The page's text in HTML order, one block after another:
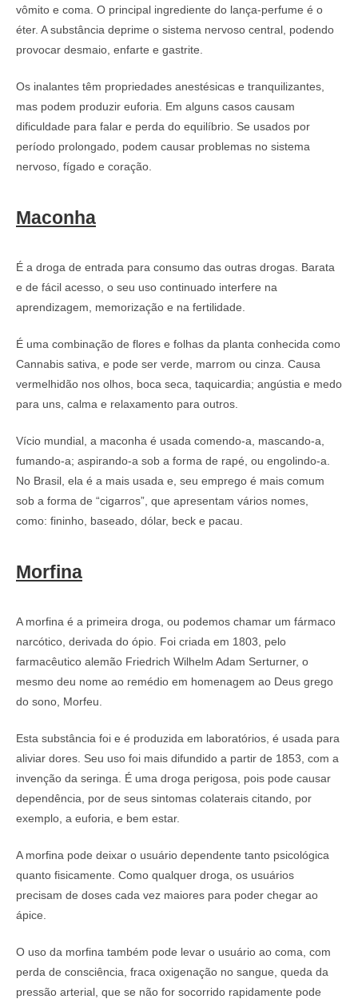
vômito e coma. O principal ingrediente do lança-perfume é o
éter. A substância deprime o sistema nervoso central, podendo
provocar desmaio, enfarte e gastrite.
Os inalantes têm propriedades anestésicas e tranquilizantes,
mas podem produzir euforia. Em alguns casos causam
dificuldade para falar e perda do equilíbrio. Se usados por
período prolongado, podem causar problemas no sistema
nervoso, fígado e coração.
Maconha
É a droga de entrada para consumo das outras drogas. Barata
e de fácil acesso, o seu uso continuado interfere na
aprendizagem, memorização e na fertilidade.
É uma combinação de flores e folhas da planta conhecida como
Cannabis sativa, e pode ser verde, marrom ou cinza. Causa
vermelhidão nos olhos, boca seca, taquicardia; angústia e medo
para uns, calma e relaxamento para outros.
Vício mundial, a maconha é usada comendo-a, mascando-a,
fumando-a; aspirando-a sob a forma de rapé, ou engolindo-a.
No Brasil, ela é a mais usada e, seu emprego é mais comum
sob a forma de “cigarros”, que apresentam vários nomes,
como: fininho, baseado, dólar, beck e pacau.
Morfina
A morfina é a primeira droga, ou podemos chamar um fármaco
narcótico, derivada do ópio. Foi criada em 1803, pelo
farmacêutico alemão Friedrich Wilhelm Adam Serturner, o
mesmo deu nome ao remédio em homenagem ao Deus grego
do sono, Morfeu.
Esta substância foi e é produzida em laboratórios, é usada para
aliviar dores. Seu uso foi mais difundido a partir de 1853, com a
invenção da seringa. É uma droga perigosa, pois pode causar
dependência, por de seus sintomas colaterais citando, por
exemplo, a euforia, e bem estar.
A morfina pode deixar o usuário dependente tanto psicológica
quanto fisicamente. Como qualquer droga, os usuários
precisam de doses cada vez maiores para poder chegar ao
ápice.
O uso da morfina também pode levar o usuário ao coma, com
perda de consciência, fraca oxigenação no sangue, queda da
pressão arterial, que se não for socorrido rapidamente pode